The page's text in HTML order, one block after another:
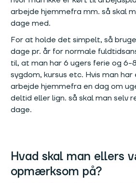
arbejde hjemmefra mm. så skal
dage med.
For at holde det simpelt, så
dage pr. år for normale
til, at man har 6 ugers ferie og 6-
sygdom, kursus etc. Hvis man
arbejde hjemmefra en dag om
deltid eller lign. så skal man selv
dage.
Hvad skal man ellers
opmærksom på?